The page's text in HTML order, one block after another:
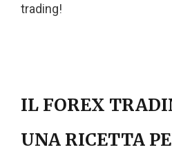
trading!
IL FOREX
UNA RICETTA